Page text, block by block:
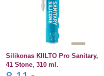
Silikonas KIILTO Pro Sanitary,
41 Stone, 310 ml.